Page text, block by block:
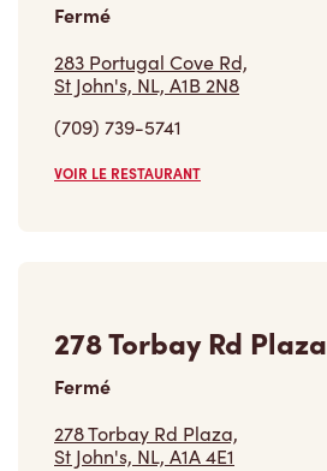
Fermé
283 Portugal Cove Rd,
St John's, NL, A1B 2N8
(709) 739-5741
VOIR LE RESTAURANT
278 Torbay Rd Plaza
Fermé
278 Torbay Rd Plaza,
St John's, NL, A1A 4E1